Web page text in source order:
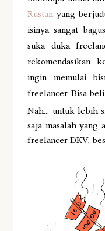
Rustan yang
isinya sangat
suka duka
rekomendasikan
ingin memulai
freelancer. Bisa
Nah... untuk lebih
saja masalah yang
freelancer DKV,